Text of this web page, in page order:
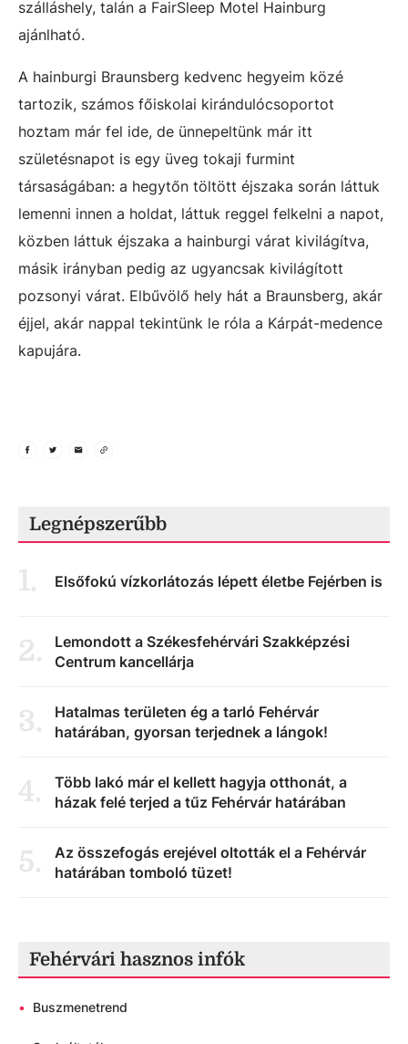
szálláshely, talán a FairSleep Motel Hainburg
ajánlható.
A hainburgi Braunsberg kedvenc hegyeim közé
tartozik, számos főiskolai kirándulócsoportot
hoztam már fel ide, de ünnepeltünk már itt
születésnapot is egy üveg tokaji furmint
társaságában: a hegytőn töltött éjszaka során láttuk
lemenni innen a holdat, láttuk reggel felkelni a napot,
közben láttuk éjszaka a hainburgi várat kivilágítva,
másik irányban pedig az ugyancsak kivilágított
pozsonyi várat. Elbűvölő hely hát a Braunsberg, akár
éjjel, akár nappal tekintünk le róla a Kárpát-medence
kapujára.
Legnépszerűbb
1. Elsőfokú vízkorlátozás lépett életbe Fejérben is
2.
Lemondott a Székesfehérvári Szakképzési
Centrum kancellárja
3.
Hatalmas területen ég a tarló Fehérvár
határában, gyorsan terjednek a lángok!
4.
Több lakó már el kellett hagyja otthonát, a
házak felé terjed a tűz Fehérvár határában
5.
Az összefogás erejével oltották el a Fehérvár
határában tomboló tüzet!
Fehérvári hasznos infók
• Buszmenetrend